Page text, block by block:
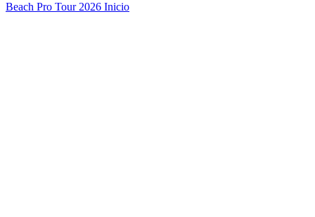
Beach Pro Tour 2026 Inicio